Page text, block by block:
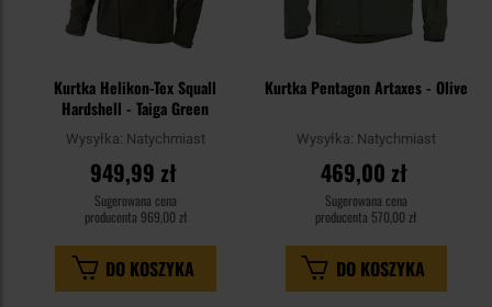
Kurtka Helikon-Tex Squall
Hardshell - Taiga Green
Wysyłka: Natychmiast
949,99 zł
Sugerowana cena
producenta 969,00 zł
DO KOSZYKA
Kurtka Pentagon Artaxes - Olive
Wysyłka: Natychmiast
469,00 zł
Sugerowana cena
producenta 570,00 zł
DO KOSZYKA